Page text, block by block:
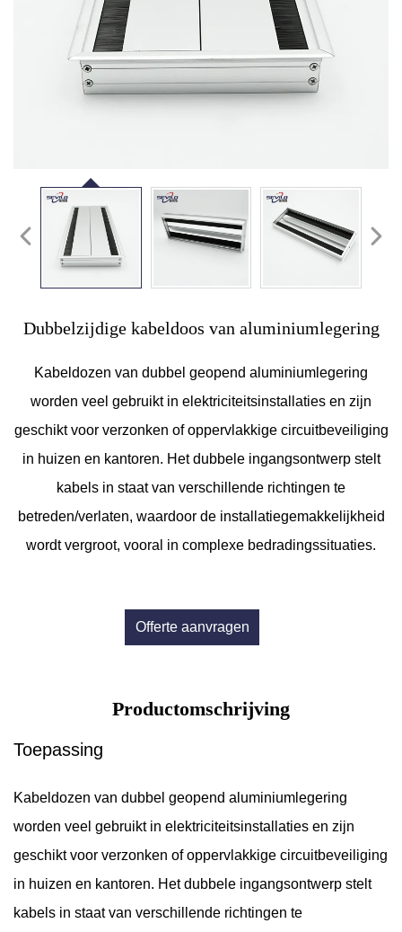
Dubbelzijdige kabeldoos van aluminiumlegering
Kabeldozen van dubbel geopend aluminiumlegering
worden veel gebruikt in elektriciteitsinstallaties en zijn
geschikt voor verzonken of oppervlakkige circuitbeveiliging
in huizen en kantoren. Het dubbele ingangsontwerp stelt
kabels in staat van verschillende richtingen te
betreden/verlaten, waardoor de installatiegemakkelijkheid
wordt vergroot, vooral in complexe bedradingssituaties.
Offerte aanvragen
Productomschrijving
Toepassing
Kabeldozen van dubbel geopend aluminiumlegering
worden veel gebruikt in elektriciteitsinstallaties en zijn
geschikt voor verzonken of oppervlakkige circuitbeveiliging
in huizen en kantoren. Het dubbele ingangsontwerp stelt
kabels in staat van verschillende richtingen te